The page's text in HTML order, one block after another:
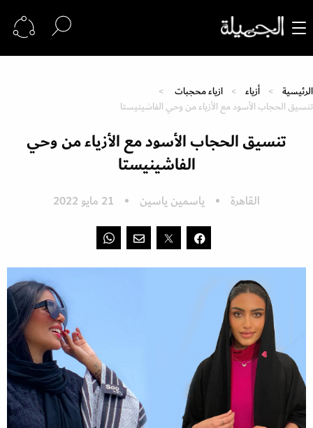
الرئيسية أزياء
ازياء محجبات
تنسيق الحجاب الأسود مع الأزياء من وحي الفاشينيستا
تنسيق الحجاب الأسود مع الأزياء من وحي
الفاشينيستا
القاهرة ياسمين ياسين 21 مايو 2022